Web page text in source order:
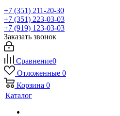
+7 (351) 211-20-30
+7 (351) 223-03-03
+7 (919) 123-03-03
Заказать звонок
Сравнение0
Отложенные 0
Корзина 0
Каталог